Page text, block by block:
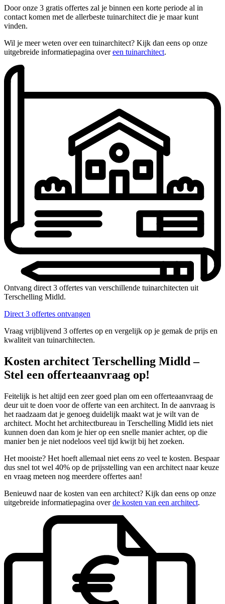
Door onze 3 gratis offertes zal je binnen een korte periode al in
contact komen met de allerbeste tuinarchitect die je maar kunt
vinden.
Wil je meer weten over een tuinarchitect? Kijk dan eens op onze
uitgebreide informatiepagina overeen tuinarchitect.
Ontvang direct 3 offertes van verschillende tuinarchitecten uit
Terschelling Midld.
Direct 3 offertes ontvangen
Vraag vrijblijvend 3 offertes op en vergelijk op je gemak de prijs en
kwaliteit van tuinarchitecten.
Kosten architect Terschelling Midld –
Stel een offerteaanvraag op!
Feitelijk is het altijd een zeer goed plan om een offerteaanvraag de
deur uit te doen voor de offerte van een architect. In de aanvraag is
het raadzaam dat je genoeg duidelijk maakt wat je wilt van de
architect. Mocht het architectbureau in Terschelling Midld iets niet
kunnen doen dan kom je hier op een snelle manier achter, op die
manier ben je niet nodeloos veel tijd kwijt bij het zoeken.
Het mooiste? Het hoeft allemaal niet eens zo veel te kosten. Bespaar
dus snel tot wel 40% op de prijsstelling van een architect naar keuze
en vraag meteen nog meerdere offertes aan!
Benieuwd naar de kosten van een architect? Kijk dan eens op onze
uitgebreide informatiepagina overde kosten van een architect.